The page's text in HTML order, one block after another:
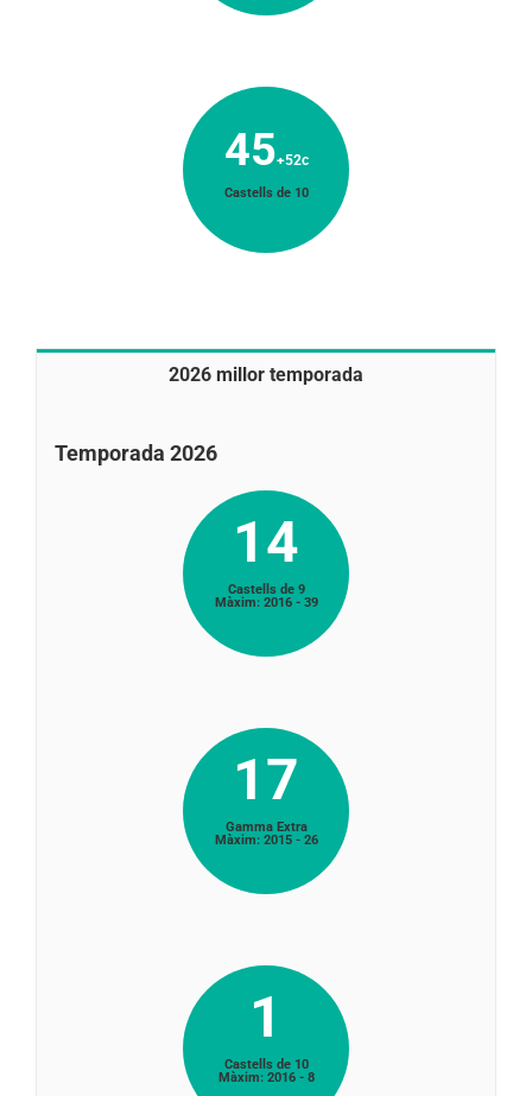
45+52c
Castells de 10
2026 millor temporada
Temporada 2026
14
Castells de 9
Màxim: 2016 - 39
17
Gamma Extra
Màxim: 2015 - 26
1
Castells de 10
Màxim: 2016 - 8